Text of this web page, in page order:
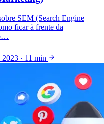
SEM (Search Engine
ficar à frente da
2023 · 11 min